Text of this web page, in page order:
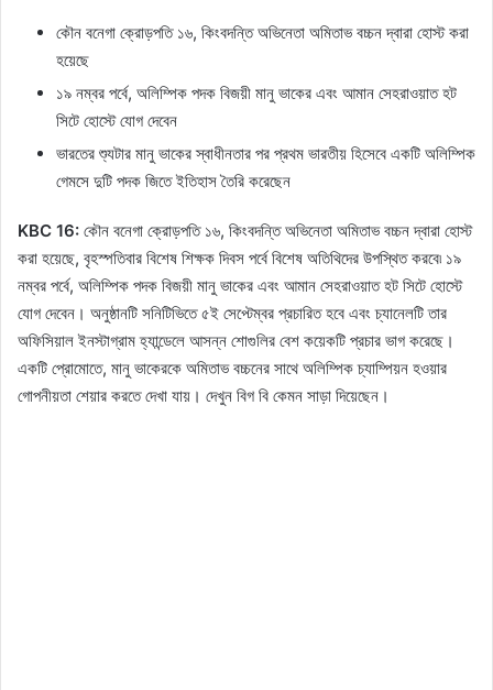
কৌন বনেগা ক্রোড়পতি ১৬, কিংবদন্তি অভিনেতা অমিতাভ বচ্চন দ্বারা হোস্ট করা
হয়েছে
১৯ নম্বর পর্বে, অলিম্পিক পদক বিজয়ী মানু ভাকের এবং আমান সেহরাওয়াত হট
সিটে হোস্টে যোগ দেবেন
ভারতের শ্যুটার মানু ভাকের স্বাধীনতার পর প্রথম ভারতীয় হিসেবে একটি অলিম্পিক
গেমসে দুটি পদক জিতে ইতিহাস তৈরি করেছেন
KBC 16: কৌন বনেগা ক্রোড়পতি ১৬, কিংবদন্তি অভিনেতা অমিতাভ বচ্চন দ্বারা হোস্ট
করা হয়েছে, বৃহস্পতিবার বিশেষ শিক্ষক দিবস পর্বে বিশেষ অতিথিদের উপস্থিত করবে৷ ১৯
নম্বর পর্বে, অলিম্পিক পদক বিজয়ী মানু ভাকের এবং আমান সেহরাওয়াত হট সিটে হোস্টে
যোগ দেবেন। অনুষ্ঠানটি সনিটিভিতে ৫ই সেপ্টেম্বর প্রচারিত হবে এবং চ্যানেলটি তার
অফিসিয়াল ইনস্টাগ্রাম হ্যান্ডেলে আসন্ন শোগুলির বেশ কয়েকটি প্রচার ভাগ করেছে।
একটি প্রোমোতে, মানু ভাকেরকে অমিতাভ বচ্চনের সাথে অলিম্পিক চ্যাম্পিয়ন হওয়ার
গোপনীয়তা শেয়ার করতে দেখা যায়। দেখুন বিগ বি কেমন সাড়া দিয়েছেন।